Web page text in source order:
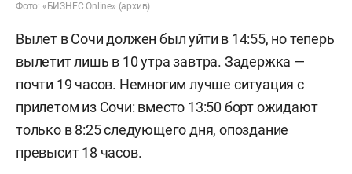
Фото: «БИЗНЕС Online» (архив)
Вылет в Сочи должен был уйти в 14:55, но теперь
вылетит лишь в 10 утра завтра. Задержка —
почти 19 часов. Немногим лучше ситуация с
прилетом из Сочи: вместо 13:50 борт ожидают
только в 8:25 следующего дня, опоздание
превысит 18 часов.